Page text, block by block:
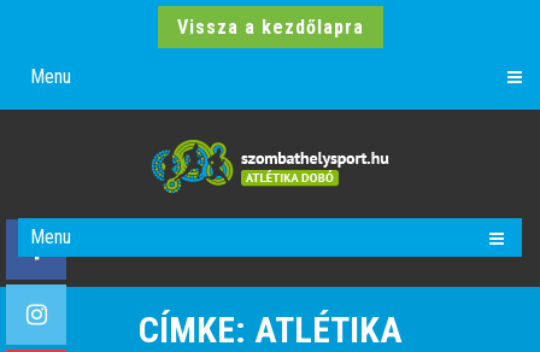
Vissza a kezdőlapra
Menu
Menu
CÍMKE: ATLÉTIKA